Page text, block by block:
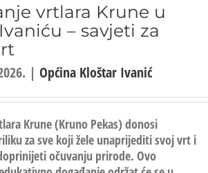
vrtlara Krune u
– savjeti za
| Općina Kloštar Ivanić
Krune (Kruno Pekas) donosi
za sve koji žele unaprijediti svoj vrt i
očuvanju prirode. Ovo